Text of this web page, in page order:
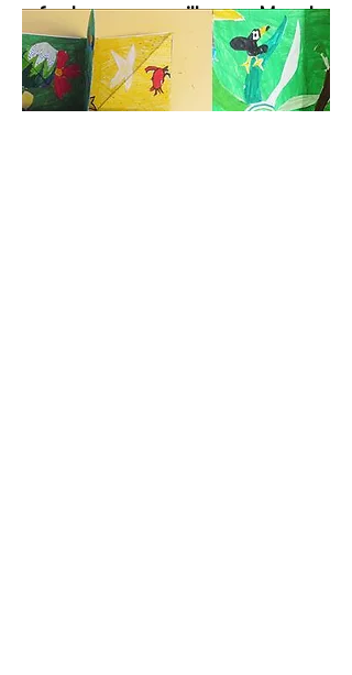
font merveille. Maud
Champignon est sa
première collaboration dans
la collection Pocus